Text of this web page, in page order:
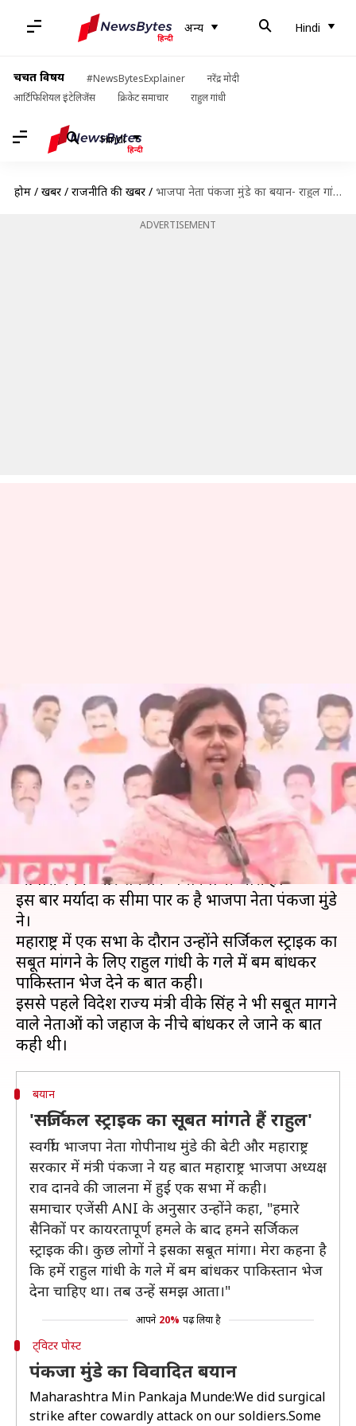
अन्य Hindi
चर्चित विषय #NewsBytesExplainer
नरेंद्र मोदी
आर्टिफिशियल इंटेलिजेंस
क्रिकेट समाचार राहुल गांधी
Hindi
होम / खबरें / राजनीति की खबरें / भाजपा नेता पंकजा मुंडे का बयान- राहुल गांधी के गले में बम बांधकर पाकिस्तान भेज दो
ADVERTISEMENT
भाजपा नेता पंकजा मुंडे का बयान-
राहुल गांधी के गले में बम बांधकर
पाकिस्तान भेज दो
लेखन मुकुल तोमर Apr 22, 2019
क्या है खबर?
राष्ट्रवाद की हवा और चुनाव माहौल के बीच नेताओं के
आपत्तिजनक और शर्मनाक बयानबाजी जारी है।
इस बार मर्यादा की सीमा पार की है भाजपा नेता पंकजा मुंडे
ने।
महाराष्ट्र में एक सभा के दौरान उन्होंने सर्जिकल स्ट्राइक का
सबूत मांगने के लिए राहुल गांधी के गले में बम बांधकर
पाकिस्तान भेज देने की बात कही।
इससे पहले विदेश राज्य मंत्री वीके सिंह ने भी सबूत मागने
वाले नेताओं को जहाज के नीचे बांधकर ले जाने की बात
बयान
'सर्जिकल स्ट्राइक का सूबत मांगते हैं राहुल'
स्वर्गीय भाजपा नेता गोपीनाथ मुंडे की बेटी और महाराष्ट्र
सरकार में मंत्री पंकजा ने यह बात महाराष्ट्र भाजपा अध्यक्ष
राव दानवे की जालना में हुई एक सभा में कही।
समाचार एजेंसी ANI के अनुसार उन्होंने कहा, "हमारे
सैनिकों पर कायरतापूर्ण हमले के बाद हमने सर्जिकल
स्ट्राइक की। कुछ लोगों ने इसका सबूत मांगा। मेरा कहना है
कि हमें राहुल गांधी के गले में बम बांधकर पाकिस्तान भेज
देना चाहिए था। तब उन्हें समझ आता।"
आपने 20% पढ़ लिया है
ट्विटर पोस्ट
पंकजा मुंडे का विवादित बयान
Maharashtra Min Pankaja Munde:We did surgical
strike after cowardly attack on our soldiers.Some